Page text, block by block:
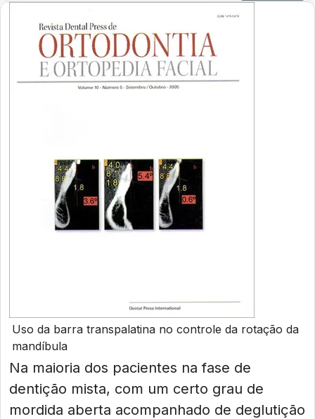
Uso da barra transpalatina no controle da rotação da
mandíbula
Na maioria dos pacientes na fase de
dentição mista, com um certo grau de
mordida aberta acompanhado de deglutição